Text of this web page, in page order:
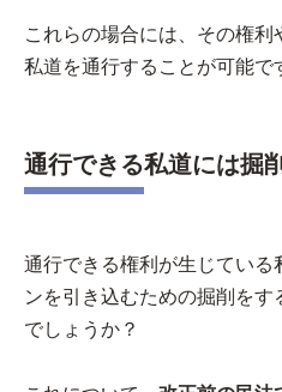
これらの場合には、その権
私道を通行することが可能で
通行できる私道には掘
通行できる権利が生じている
ンを引き込むための掘削を
でしょうか？